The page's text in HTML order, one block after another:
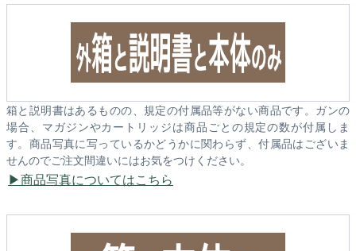
箱と説明書はあるものの、規定の付属品等がない商品です。ガンの
場合、マガジンやカートリッジは商品ごとの規定の数が付属しま
す。商品写真に写っているかどうかに関わらず、付属品はございま
せんのでご注文間違いにはお気をつけください。
商品写真についてはこちら